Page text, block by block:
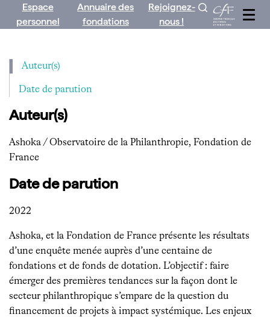
Espace
personnel
Annuaire des
fondations
Rejoignez-
nous !
Auteur(s)
Date de parution
Auteur(s)
Ashoka / Observatoire de la Philanthropie, Fondation de
France
Date de parution
2022
Ashoka, et la Fondation de France présente les résultats
d’une enquête menée auprès d’une centaine de
fondations et de fonds de dotation. L’objectif : faire
émerger des premières tendances sur la façon dont le
secteur philanthropique s’empare de la question du
financement de projets à impact systémique. Les enjeux